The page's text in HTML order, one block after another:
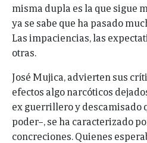
misma dupla es la que sigue
ya se sabe que ha pasado
Las impaciencias, las
otras.
José Mujica, advierten sus
efectos algo narcóticos
ex guerrillero y descamisado
poder–, se ha caracterizado
concreciones. Quienes